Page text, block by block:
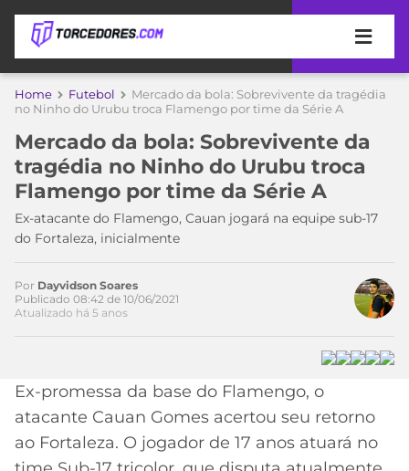
APOSTAS
DE
APOSTA
MELHORES
SITES
DE
APOSTAS
2026
BETBOOM
CÓDIGO
DE
COPA
DO
MUNDO
TIMES
MEU
TIME
PALMEIRAS
CORINTHIANS
CAMPEONATOS
SÉRIE
A
LIBERTADORES
ESPORTIVA
MERCADO
DA
Home Futebol
Mercado da bola: Sobrevivente da tragédia
no Ninho do Urubu troca Flamengo por time da Série A
Mercado da bola: Sobrevivente da
tragédia no Ninho do Urubu troca
Flamengo por time da Série A
Ex-atacante do Flamengo, Cauan jogará na equipe sub-17
do Fortaleza, inicialmente
Acesse o perfil do autor
no Twitter
Por Dayvidson Soares
Publicado 08:42 de 10/06/2021
Atualizado há 5 anos
Ex-promessa da base do Flamengo, o
atacante Cauan Gomes acertou seu retorno
ao Fortaleza. O jogador de 17 anos atuará no